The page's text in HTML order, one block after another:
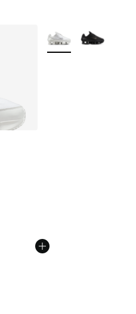
Meer kleuren